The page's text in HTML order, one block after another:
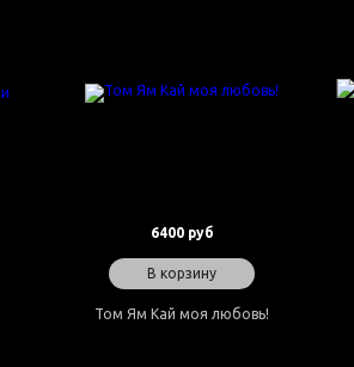
6400 руб
В корзину
Том Ям Кай моя любовь!